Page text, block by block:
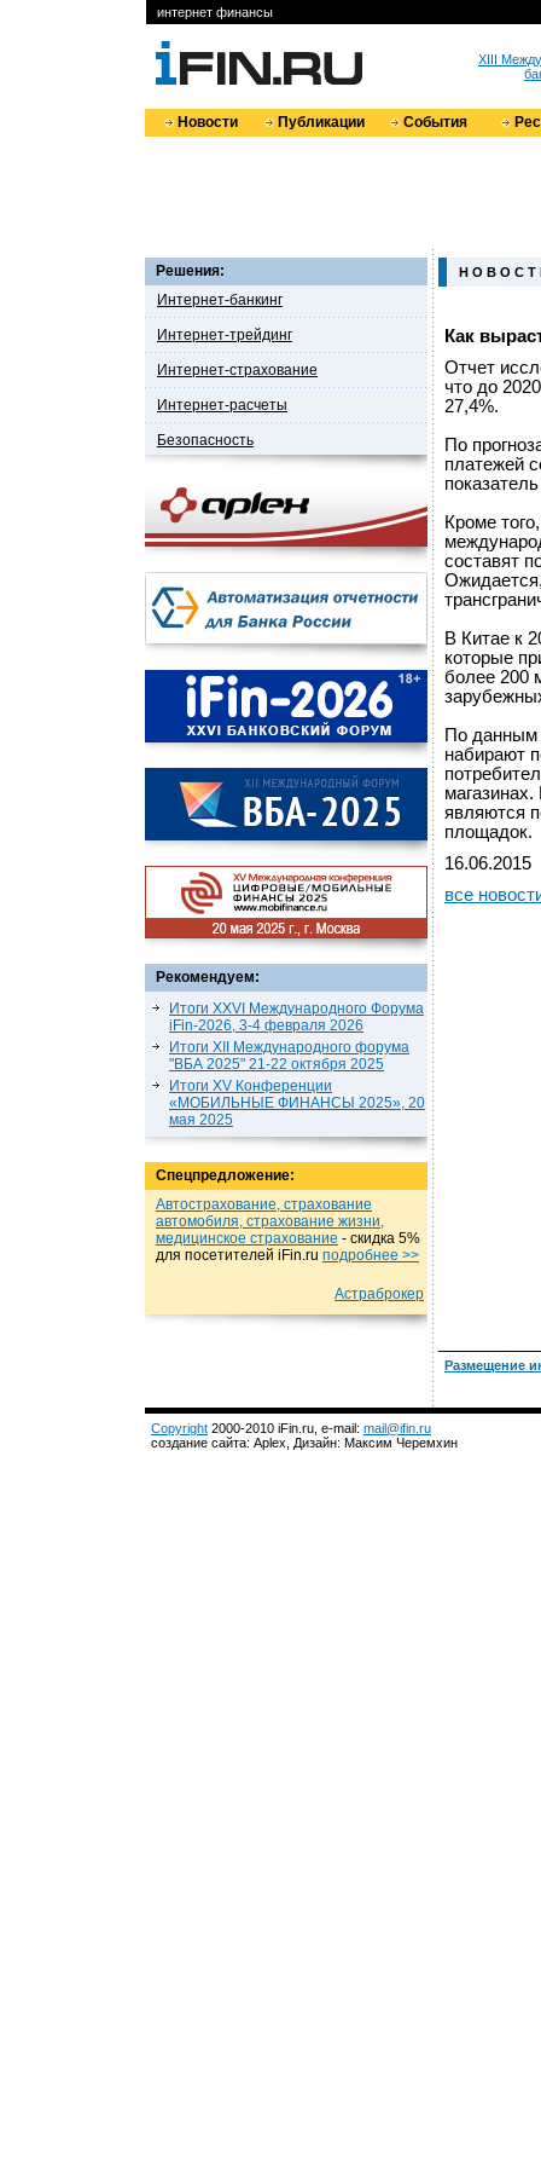
интернет финансы
XIII
Новости Публикации События
Решения:
Интернет-банкинг
Интернет-трейдинг
Интернет-страхование
Интернет-расчеты
Безопасность
Рекомендуем:
Итоги XXVI Международного Форума
iFin-2026, 3-4 февраля 2026
Итоги XII Международного форума
"ВБА 2025" 21-22 октября 2025
Итоги XV Конференции
«МОБИЛЬНЫЕ ФИНАНСЫ 2025», 20
мая 2025
Спецпредложение:
Автострахование, страхование
автомобиля, страхование жизни,
медицинское страхование - cкидка 5%
для посетителей iFin.ru подробнеe >>
Астраброкер
Н О В О С Т
Как
Отчет
что до
27,4%.
По
платежей
Кроме
составят
В Китае к
которые
более 200
По данным
набирают
являются
площадок.
16.06.2015
все
Размещение
Copyright 2000-2010 iFin.ru, e-mail: mail@ifin.ru
создание сайта: Aplex, Дизайн: Максим Черемхин